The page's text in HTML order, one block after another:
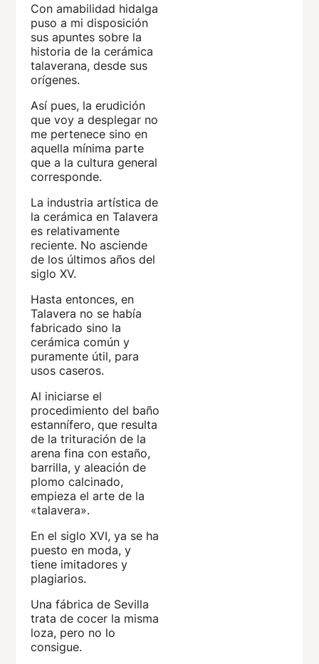
Con amabilidad hidalga
puso a mi disposición
sus apuntes sobre la
historia de la cerámica
talaverana, desde sus
orígenes.
Así pues, la erudición
que voy a desplegar no
me pertenece sino en
aquella mínima parte
que a la cultura general
corresponde.
La industria artística de
la cerámica en Talavera
es relativamente
reciente. No asciende
de los últimos años del
siglo XV.
Hasta entonces, en
Talavera no se había
fabricado sino la
cerámica común y
puramente útil, para
usos caseros.
Al iniciarse el
procedimiento del baño
estannífero, que resulta
de la trituración de la
arena fina con estaño,
barrilla, y aleación de
plomo calcinado,
empieza el arte de la
«talavera».
En el siglo XVI, ya se ha
puesto en moda, y
tiene imitadores y
plagiarios.
Una fábrica de Sevilla
trata de cocer la misma
loza, pero no lo
consigue.